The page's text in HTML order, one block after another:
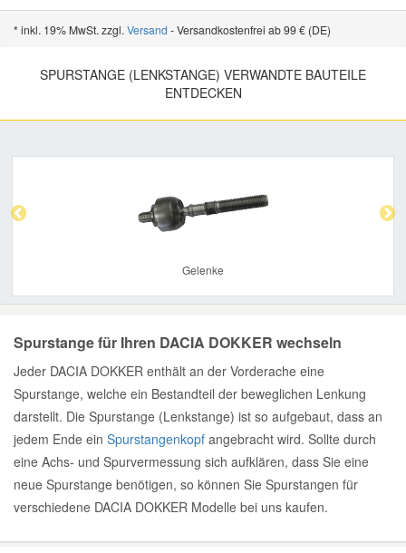
* inkl. 19% MwSt. zzgl. Versand - Versandkostenfrei ab 99 € (DE)
SPURSTANGE (LENKSTANGE) VERWANDTE BAUTEILE
ENTDECKEN
Gelenke
Spurstange für Ihren DACIA DOKKER wechseln
Jeder DACIA DOKKER enthält an der Vorderache eine
Spurstange, welche ein Bestandteil der beweglichen Lenkung
darstellt. Die Spurstange (Lenkstange) ist so aufgebaut, dass an
jedem Ende ein Spurstangenkopf angebracht wird. Sollte durch
eine Achs- und Spurvermessung sich aufklären, dass Sie eine
neue Spurstange benötigen, so können Sie Spurstangen für
verschiedene DACIA DOKKER Modelle bei uns kaufen.